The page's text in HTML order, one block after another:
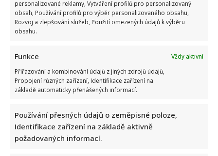
personalizované reklamy, Vytváření profilů pro personalizovaný
obsah, Používání profilů pro výběr personalizovaného obsahu,
Rozvoj a zlepšování služeb, Použití omezených údajů k výběru
obsahu.
Funkce
Vždy aktivní
Přiřazování a kombinování údajů z jiných zdrojů údajů,
Propojení různých zařízení, Identifikace zařízení na
základě automaticky přenášených informací.
Používání přesných údajů o zeměpisné poloze,
Identifikace zařízení na základě aktivně
požadovaných informací.
Dnes jsme si připravili kvíz o nakupování za
socialismu. Prověříme, zda víte, co byly bony,
VíceRead
about
Retro
kvíz
o
socialismu:
Je
čas
vzpomenout
si,